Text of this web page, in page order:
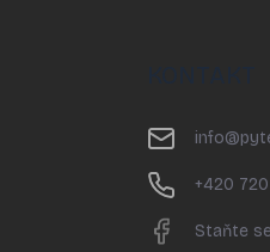
info@
+420 720
Staňte